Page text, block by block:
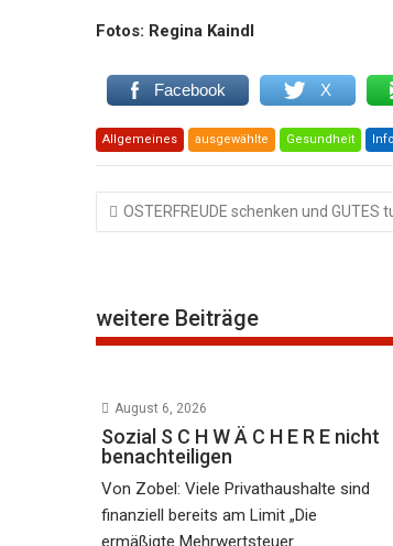
Fotos: Regina Kaindl
Facebook X
Allgemeines ausgewählte Gesundheit
Beitragsnavigation
OSTERFREUDE schenken und GUTES
weitere Beiträge
August 6, 2026
Sozial S C H W Ä C H E R E nicht
benachteiligen
Von Zobel: Viele Privathaushalte sind
finanziell bereits am Limit „Die
ermäßigte Mehrwertsteuer